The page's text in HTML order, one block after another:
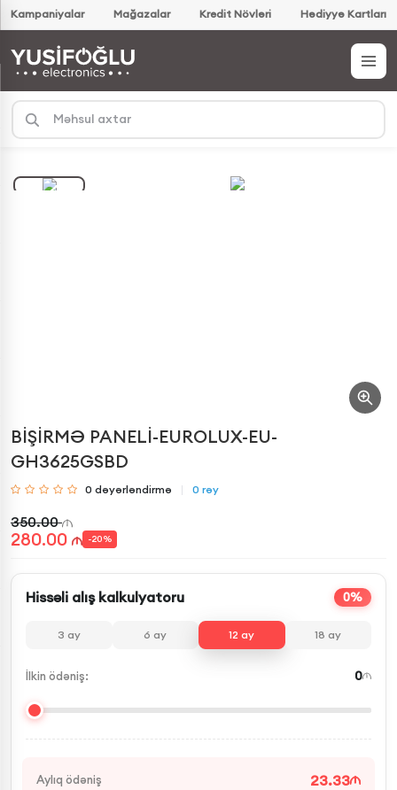
Kampaniyalar Mağazalar Kredit Növləri Hədiyyə Kartları
BİŞİRMƏ PANELİ-EUROLUX-EU-
GH3625GSBD
0 dəyərləndirmə 0 rəy
350.00
280.00 -20%
Hissəli alış kalkulyatoru 0%
3 ay 6 ay 12 ay 18 ay
İlkin ödəniş: 0
Aylıq ödəniş 23.33